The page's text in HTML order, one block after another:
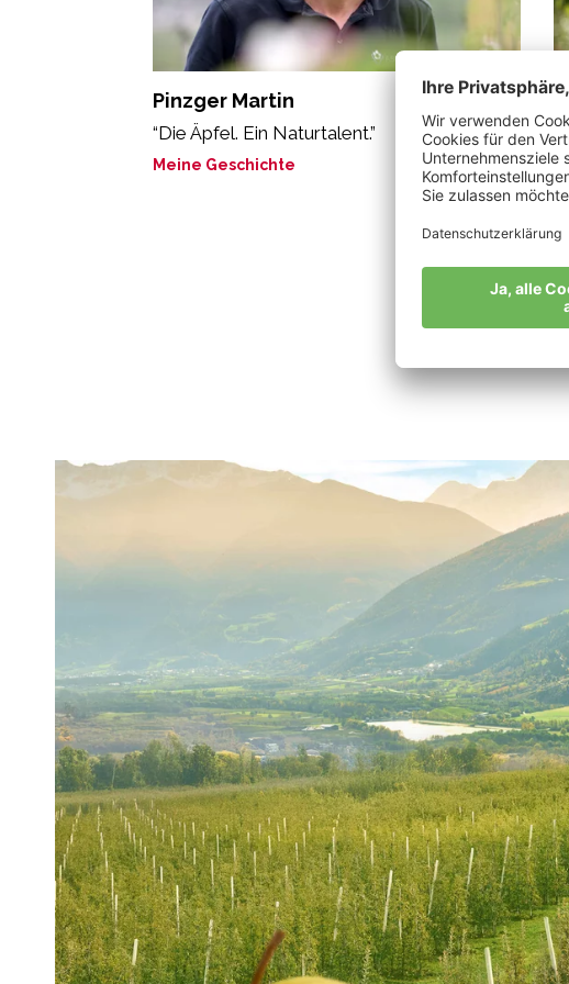
Pinzger Martin
“Die Äpfel. Ein Naturtalent.”
Meine Geschichte